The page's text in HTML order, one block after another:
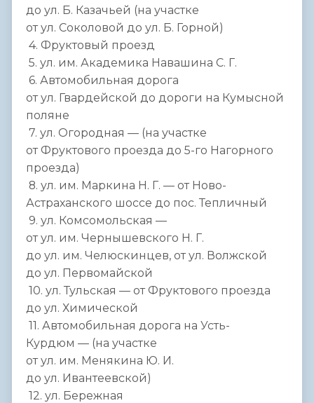
до ул. Б. Казачьей (на участке
от ул. Соколовой до ул. Б. Горной)
4. Фруктовый проезд
5. ул. им. Академика Навашина С. Г.
6. Автомобильная дорога
от ул. Гвардейской до дороги на Кумысной
поляне
7. ул. Огородная — (на участке
от Фруктового проезда до 5-го Нагорного
проезда)
8. ул. им. Маркина Н. Г. — от Ново-
Астраханского шоссе до пос. Тепличный
9. ул. Комсомольская —
от ул. им. Чернышевского Н. Г.
до ул. им. Челюскинцев, от ул. Волжской
до ул. Первомайской
10. ул. Тульская — от Фруктового проезда
до ул. Химической
11. Автомобильная дорога на Усть-
Курдюм — (на участке
от ул. им. Менякина Ю. И.
до ул. Ивантеевской)
12. ул. Бережная